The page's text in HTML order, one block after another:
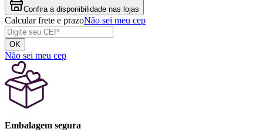
Confira a disponibilidade nas lojas
Calcular frete e prazoNão sei meu cep
OK
Não sei meu cep
Embalagem segura